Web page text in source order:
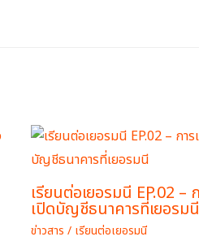
เรียนต่อเยอรมนี EP.02 –
เปิดบัญชีธนาคารที่เยอรมนี
ข่าวสาร / เรียนต่อเยอรมนี